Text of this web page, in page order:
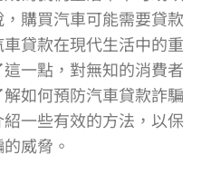
購買汽車可能需要貸款
貸款在現代生活中的重
一點，對無知的消費者
如何預防汽車貸款詐騙
一些有效的方法，以保
威脅。